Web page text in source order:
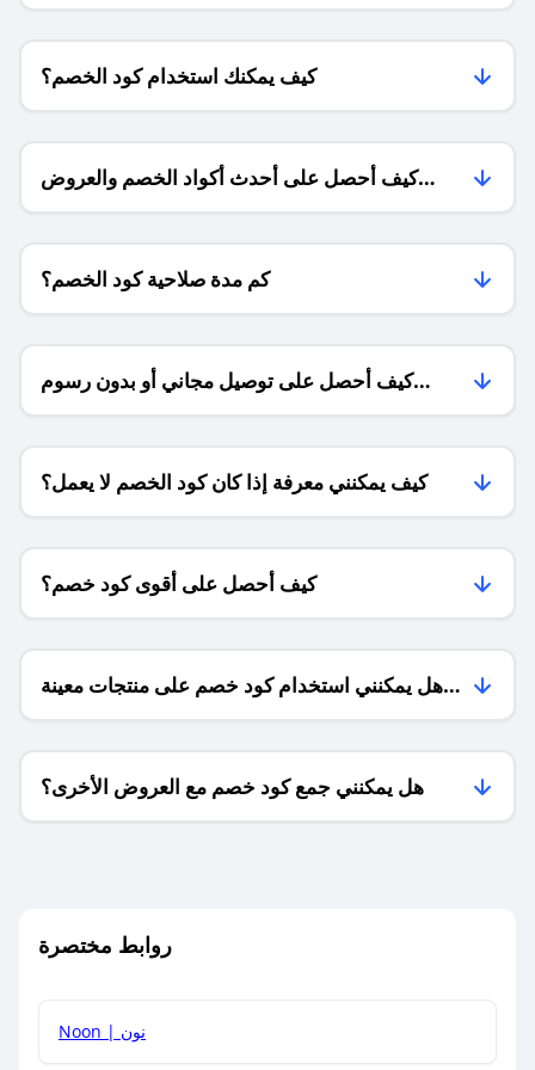
كيف يمكنك استخدام كود الخصم؟
كيف أحصل على أحدث أكواد الخصم والعروض
للمتاجر؟
كم مدة صلاحية كود الخصم؟
كيف أحصل على توصيل مجاني أو بدون رسوم
الشحن ؟
كيف يمكنني معرفة إذا كان كود الخصم لا يعمل؟
كيف أحصل على أقوى كود خصم؟
هل يمكنني استخدام كود خصم على منتجات معينة
فقط؟
هل يمكنني جمع كود خصم مع العروض الأخرى؟
روابط مختصرة
Noon | نون